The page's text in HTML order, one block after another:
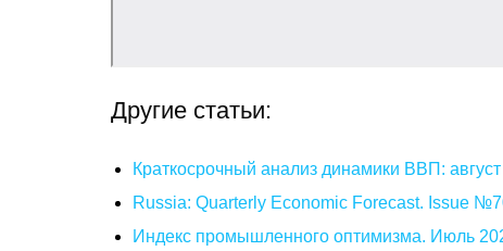
Другие статьи:
Краткосрочный анализ динамики ВВП:
Russia: Quarterly Economic Forecast. Issue
Индекс промышленного оптимизма. Июль